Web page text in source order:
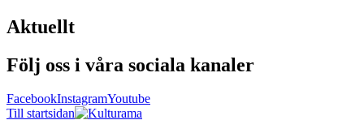
Aktuellt
Följ oss i våra sociala kanaler
FacebookInstagramYoutube
Till startsidan